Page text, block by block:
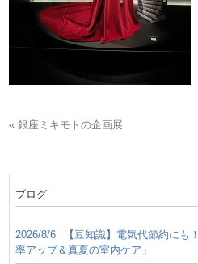
« 銀座ミキモトの企画展
ブログ
2026/8/6
【豆知識】電気代節約にも
率アップ＆真夏の室内ケア」